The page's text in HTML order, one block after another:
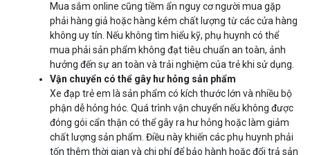
Mua sắm online cũng tiềm ẩn nguy cơ người mua gặp
phải hàng giả hoặc hàng kém chất lượng từ các cửa hàng
không uy tín. Nếu không tìm hiểu kỹ, phụ huynh có thể
mua phải sản phẩm không đạt tiêu chuẩn an toàn, ảnh
hưởng đến sự an toàn và trải nghiệm của trẻ khi sử dụng.
Vận chuyển có thể gây hư hỏng sản phẩm
Xe đạp trẻ em là sản phẩm có kích thước lớn và nhiều bộ
phận dễ hỏng hóc. Quá trình vận chuyển nếu không được
đóng gói cẩn thận có thể gây ra hư hỏng hoặc làm giảm
chất lượng sản phẩm. Điều này khiến các phụ huynh phải
tốn thêm thời gian và chi phí để bảo hành hoặc đổi trả sản